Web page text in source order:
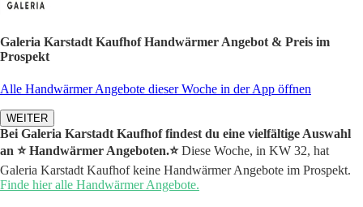
Galeria Karstadt Kaufhof Handwärmer Angebot & Preis im
Prospekt
Alle Handwärmer Angebote dieser Woche in der App öffnen
WEITER
Bei Galeria Karstadt Kaufhof findest du eine vielfältige Auswahl
an ⭐️ Handwärmer Angeboten.⭐️Diese Woche, in KW 32, hat
Galeria Karstadt Kaufhof keine Handwärmer Angebote im Prospekt.
Finde hier alle Handwärmer Angebote.